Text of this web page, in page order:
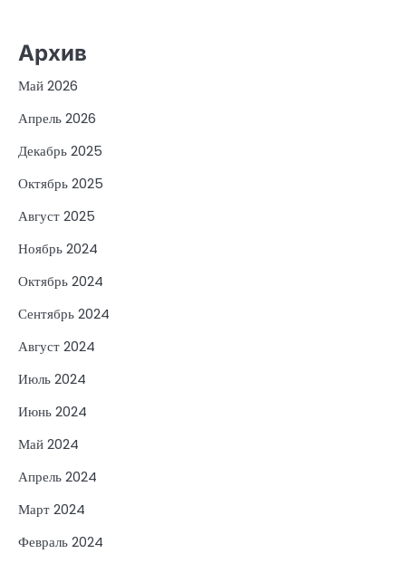
Архив
Май 2026
Апрель 2026
Декабрь 2025
Октябрь 2025
Август 2025
Ноябрь 2024
Октябрь 2024
Сентябрь 2024
Август 2024
Июль 2024
Июнь 2024
Май 2024
Апрель 2024
Март 2024
Февраль 2024